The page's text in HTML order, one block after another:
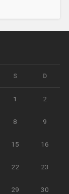
S D
1 2
8 9
15 16
22 23
29 30